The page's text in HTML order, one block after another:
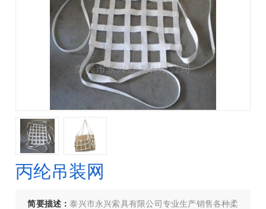
丙纶吊装网
简要描述：泰兴市永兴索具有限公司专业生产销售各种柔